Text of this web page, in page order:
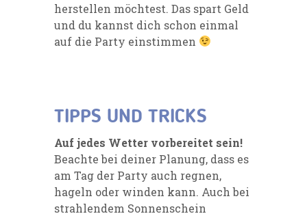
herstellen möchtest. Das spart Geld
und du kannst dich schon einmal
auf die Party einstimmen
TIPPS UND TRICKS
Auf jedes Wetter vorbereitet sein!
Beachte bei deiner Planung, dass es
am Tag der Party auch regnen,
hageln oder winden kann. Auch bei
strahlendem Sonnenschein